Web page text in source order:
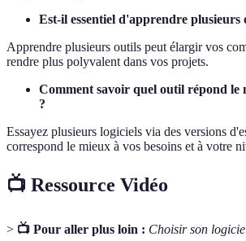
Est-il essentiel d'apprendre plusieurs
Apprendre plusieurs outils peut élargir vos
rendre plus polyvalent dans vos projets.
Comment savoir quel outil répond le
?
Essayez plusieurs logiciels via des versions
correspond le mieux à vos besoins et à votre
📺 Ressource Vidéo
> 📺 Pour aller plus loin : Choisir son